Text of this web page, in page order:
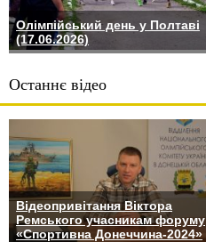
Олімпійський день у Полтаві
(17.06.2026)
Останнє відео
Відеопривітання Віктора
Ремського учасникам форуму
«Спортивна Донеччина-2024»